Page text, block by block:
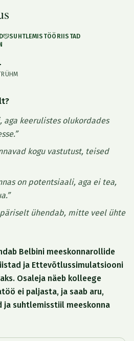
SUHTLEMISTÖÖRIISTAD
aga keerulistes olukordades
kogu vastutust, teised
on potentsiaali, aga ei tea,
ühendab, mitte veel ühte
Belbini meeskonnarollide
ja Ettevõtlussimulatsiooni
Osaleja näeb kolleege
ei paljasta, ja saab aru,
ja suhtlemisstiil meeskonna